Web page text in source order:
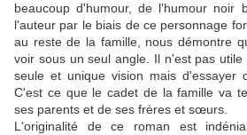
beaucoup d'humour, de l'humour noir
l'auteur par le biais de ce personnage
au reste de la famille, nous démontre
voir sous un seul angle. Il n'est pas
seule et unique vision mais d'essayer
C'est ce que le cadet de la famille va
ses parents et de ses frères et sœurs.
L'originalité de ce roman est